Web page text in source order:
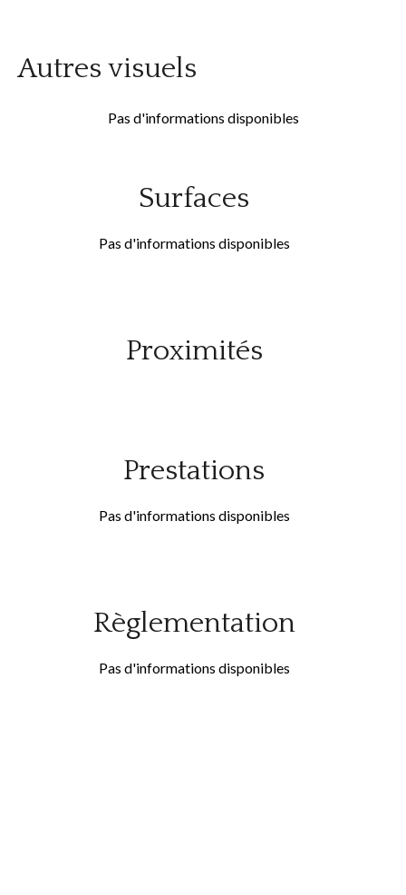
Autres visuels
Pas d'informations disponibles
Surfaces
Pas d'informations disponibles
Proximités
Prestations
Pas d'informations disponibles
Règlementation
Pas d'informations disponibles